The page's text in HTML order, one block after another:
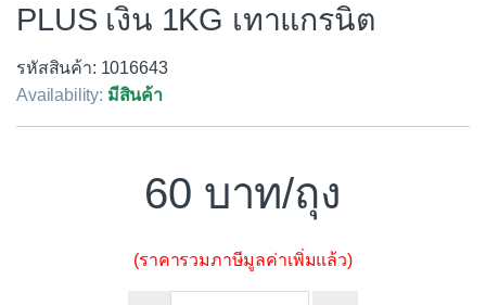
PLUS เงิน 1KG เทาแกรนิต
รหัสสินค้า: 1016643
Availability: มีสินค้า
60 /ถุง
(ราคารวมภาษีมูลค่าเพิ่มแล้ว)